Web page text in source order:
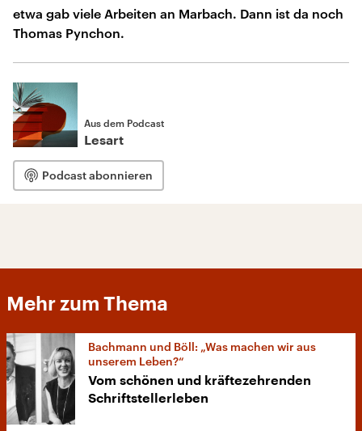
etwa gab viele Arbeiten an Marbach. Dann ist da noch
Thomas Pynchon.
Aus dem Podcast
Lesart
Podcast abonnieren
Mehr zum Thema
Bachmann und Böll: „Was machen wir aus
unserem Leben?“
Vom schönen und kräftezehrenden
Schriftstellerleben